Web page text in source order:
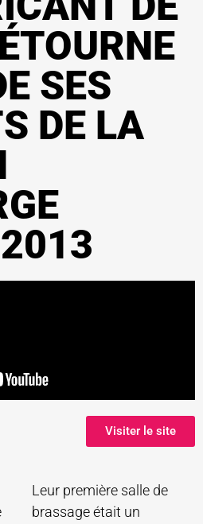
SES
DE LA
Visiter le site
Leur première salle de
brassage était un